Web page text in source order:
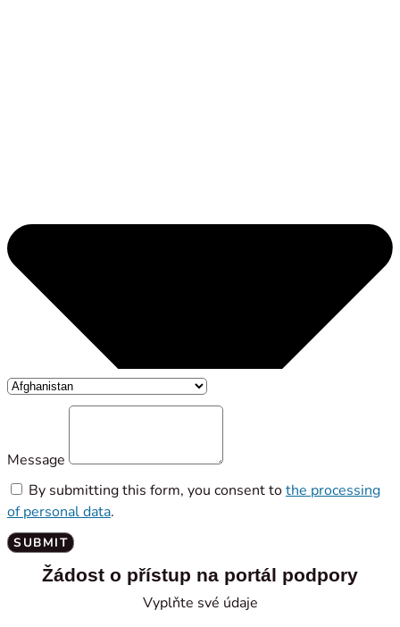
Message
By submitting this form, you consent tothe processing
of personal data.
SUBMIT
Žádost o přístup na portál podpory
Vyplňte své údaje